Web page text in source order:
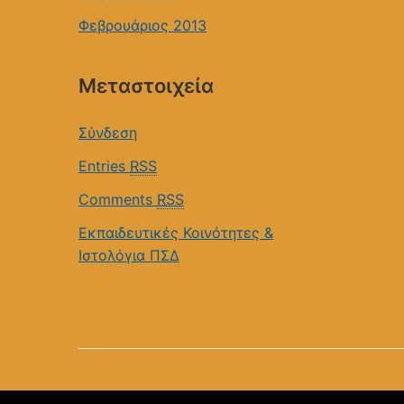
Φεβρουάριος 2013
Μεταστοιχεία
Σύνδεση
Entries RSS
Comments RSS
Εκπαιδευτικές Κοινότητες &
Ιστολόγια ΠΣΔ